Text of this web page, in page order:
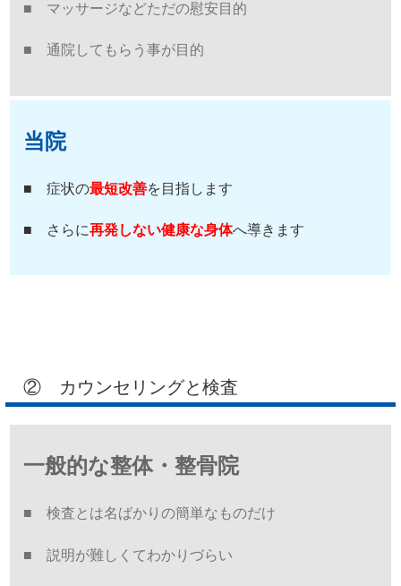
■ マッサージなどただの慰安目的
■ 通院してもらう事が目的
当院
■ 症状の最短改善を目指します
■ さらに再発しない健康な身体へ導きます
② カウンセリングと検査
一般的な整体・整骨院
■ 検査とは名ばかりの簡単なものだけ
■ 説明が難しくてわかりづらい